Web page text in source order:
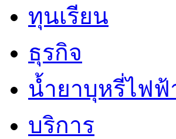
ทุนเรียน
ธุรกิจ
น้ำยาบุหรี่ไฟฟ้
บริการ